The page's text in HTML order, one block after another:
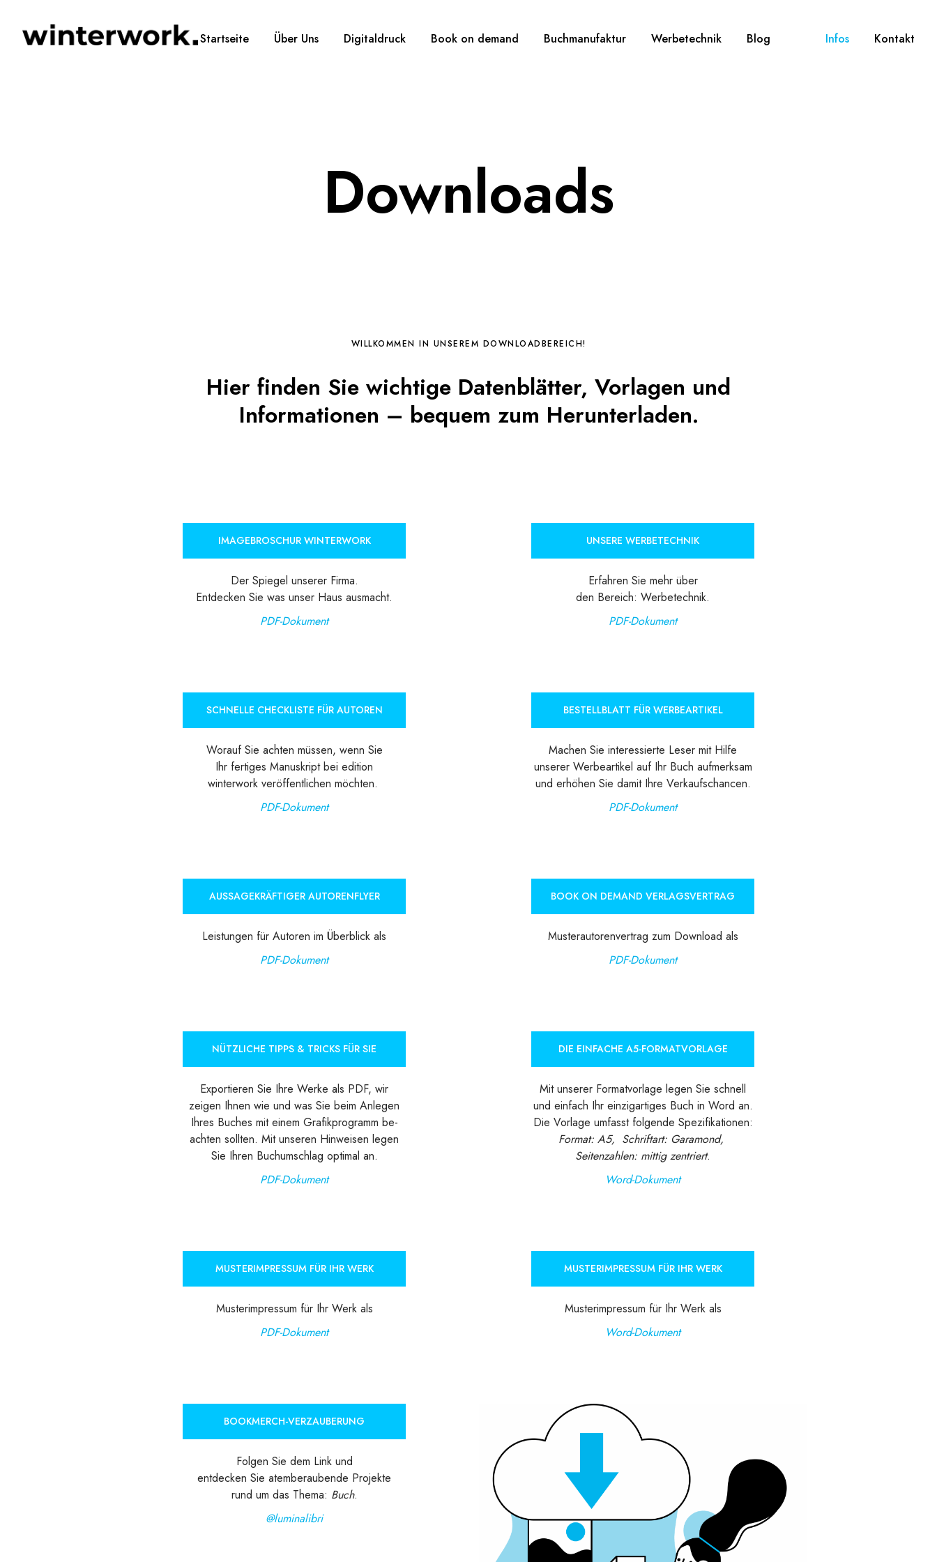
Startseite Über Uns Digitaldruck Book on demand Buchmanufaktur Werbetechnik Blog Infos Kontakt
Downloads
WILLKOMMEN IN UNSEREM DOWNLOADBEREICH!
Hier finden Sie wichtige Datenblätter, Vorlagen und
Informationen – bequem zum Herunterladen.
IMAGEBROSCHUR WINTERWORK
Der Spiegel unserer Firma.
Entdecken Sie was unser Haus ausmacht.
PDF-Dokument
UNSERE WERBETECHNIK
Erfahren Sie mehr über
den Bereich: Werbetechnik.
PDF-Dokument
SCHNELLE CHECKLISTE FÜR AUTOREN
Worauf Sie achten müssen, wenn Sie
Ihr fertiges Manuskript bei edition
winterwork veröffentlichen möchten.
PDF-Dokument
BESTELLBLATT FÜR WERBEARTIKEL
Machen Sie interessierte Leser mit Hilfe
unserer Werbeartikel auf Ihr Buch aufmerksam
und erhöhen Sie damit Ihre Verkaufschancen.
PDF-Dokument
AUSSAGEKRÄFTIGER AUTORENFLYER
Leistungen für Autoren im Überblick als
PDF-Dokument
BOOK ON DEMAND VERLAGSVERTRAG
Musterautorenvertrag zum Download als
PDF-Dokument
NÜTZLICHE TIPPS & TRICKS FÜR SIE
Exportieren Sie Ihre Werke als PDF, wir
zeigen Ihnen wie und was Sie beim Anlegen
Ihres Buches mit einem Grafikprogramm be-
achten sollten. Mit unseren Hinweisen legen
Sie Ihren Buchumschlag optimal an.
PDF-Dokument
DIE EINFACHE A5-FORMATVORLAGE
Mit unserer Formatvorlage legen Sie schnell
und einfach Ihr einzigartiges Buch in Word an.
Die Vorlage umfasst folgende Spezifikationen:
Format: A5, Schriftart: Garamond,
Seitenzahlen: mittig zentriert.
Word-Dokument
MUSTERIMPRESSUM FÜR IHR WERK
Musterimpressum für Ihr Werk als
PDF-Dokument
MUSTERIMPRESSUM FÜR IHR WERK
Musterimpressum für Ihr Werk als
Word-Dokument
BOOKMERCH-VERZAUBERUNG
Folgen Sie dem Link und
entdecken Sie atemberaubende Projekte
rund um das Thema: Buch.
@luminalibri